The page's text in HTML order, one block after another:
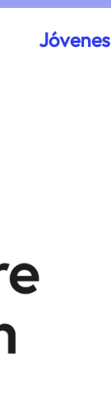
Jóvenes